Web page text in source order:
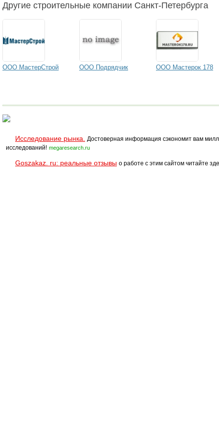
Другие строительные компании Санкт-Петербурга
ООО МастерСтрой ООО Подрядчик ООО Мастерок 178
Исследование рынка.
Достоверная информация сэкономит вам
исследований! megaresearch.ru
Goszakaz. ru: реальные отзывы о работе с этим сайтом читайте